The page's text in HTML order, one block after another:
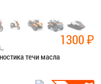
1300₽
течи масла
Диагностика